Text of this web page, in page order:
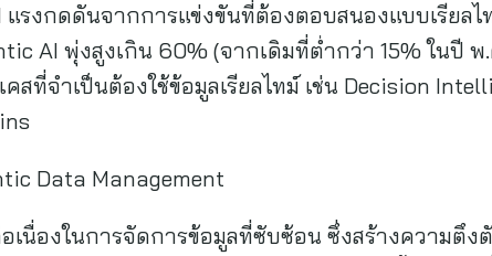
รงกดดันจากการแข่งขันที่ต้องตอบสนองแบบเรียล
AI พุ่งสูงเกิน 60% (จากเดิมที่ต่ำกว่า 15% ในปี พ
จำเป็นต้องใช้ข้อมูลเรียลไทม์ เช่น Decision
Data Management
นื่องในการจัดการข้อมูลที่ซับซ้อน ซึ่งสร้างความตึง